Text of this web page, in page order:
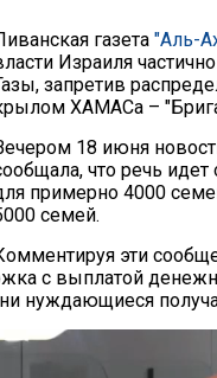
газета "Аль-
Израиля
запретив
ХАМАСа –
18 июня
что речь
примерно 4000
семей.
эти
с выплатой
нуждающиеся